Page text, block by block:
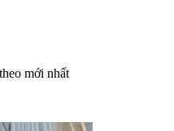
mới nhất